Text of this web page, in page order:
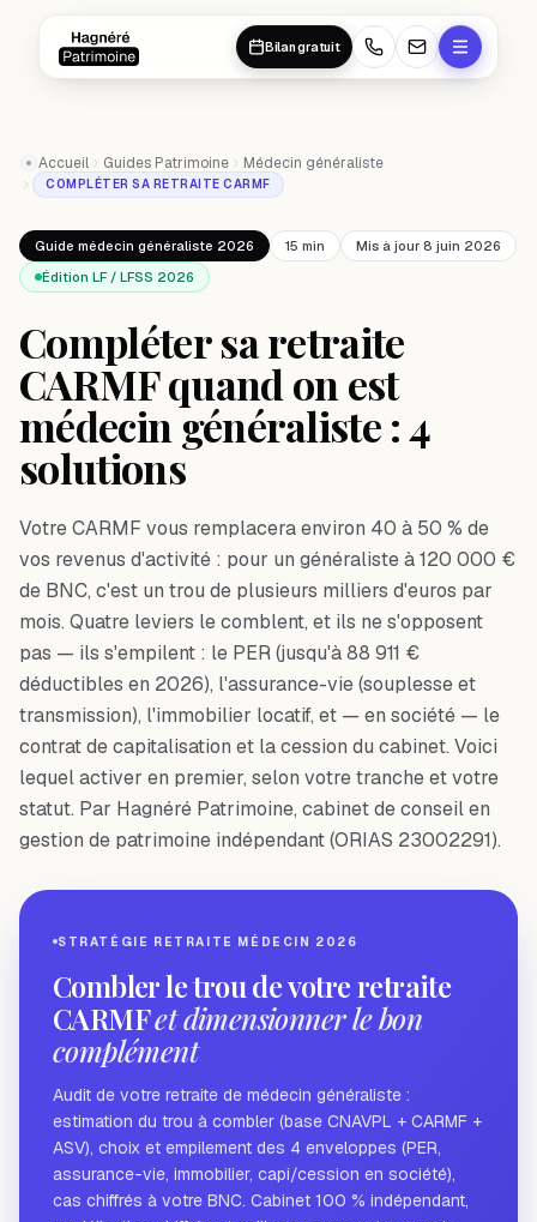
Bilan gratuit
Accueil Guides Patrimoine Médecin généraliste
COMPLÉTER SA RETRAITE CARMF
Guide médecin généraliste 2026 15 min
Mis à jour 8 juin 2026
Édition LF / LFSS 2026
Compléter sa retraite
CARMF quand on est
médecin généraliste : 4
solutions
Votre CARMF vous remplacera environ 40 à 50 % de
vos revenus d'activité : pour un généraliste à 120 000 €
de BNC, c'est un trou de plusieurs milliers d'euros par
mois. Quatre leviers le comblent, et ils ne s'opposent
pas — ils s'empilent : le PER (jusqu'à 88 911 €
déductibles en 2026), l'assurance-vie (souplesse et
transmission), l'immobilier locatif, et — en société — le
contrat de capitalisation et la cession du cabinet. Voici
lequel activer en premier, selon votre tranche et votre
statut. Par Hagnéré Patrimoine, cabinet de conseil en
gestion de patrimoine indépendant (ORIAS 23002291).
STRATÉGIE RETRAITE MÉDECIN 2026
Combler le trou de votre retraite
CARMFet dimensionner le bon
complément
Audit de votre retraite de médecin généraliste :
estimation du trou à combler (base CNAVPL + CARMF +
ASV), choix et empilement des 4 enveloppes (PER,
assurance-vie, immobilier, capi/cession en société),
cas chiffrés à votre BNC. Cabinet 100 % indépendant,